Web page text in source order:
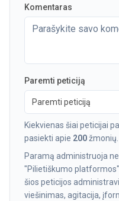
Komentaras
Paremti peticiją
Paremti peticiją
Kiekvienas šiai peticijai
pasiekti apie 200žmonių.
Paramą administruoja
"Pilietiškumo
šios peticijos
viešinimas, agitacija,